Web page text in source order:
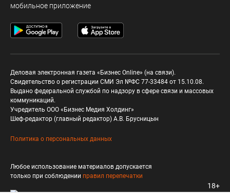
мобильное приложение
Деловая электронная газета «Бизнес Online» (на связи).
Свидетельство о регистрации СМИ Эл №ФС 77-33484 от 15.10.08.
Выдано федеральной службой по надзору в сфере связи и массовых
коммуникаций.
Учредитель ООО «Бизнес Медия Холдинг»
Шеф-редактор (главный редактор) А.В. Брусницын
Политика о персональных данных
Любое использование материалов допускается
только при соблюдении правил перепечатки
18+